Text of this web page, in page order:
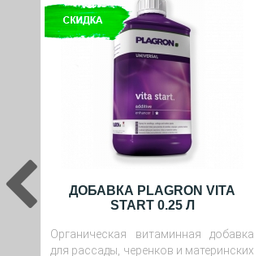
ДОБАВКА PLAGRON VITA
START 0.25 Л
Органическая витаминная добавка
для рассады, черенков и материнских